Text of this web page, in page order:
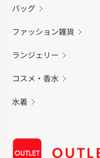
バッグ
ファッション雑貨
ランジェリー
コスメ・香水
水着